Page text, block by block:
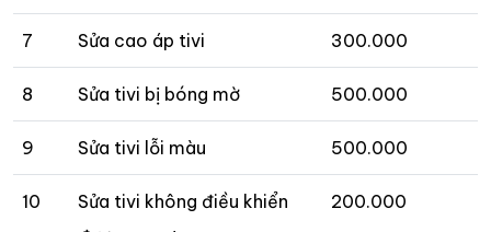
7 Sửa cao áp tivi 300.000
8 Sửa tivi bị bóng mờ 500.000
9 Sửa tivi lỗi màu 500.000
10
Sửa tivi không điều khiển
200.000